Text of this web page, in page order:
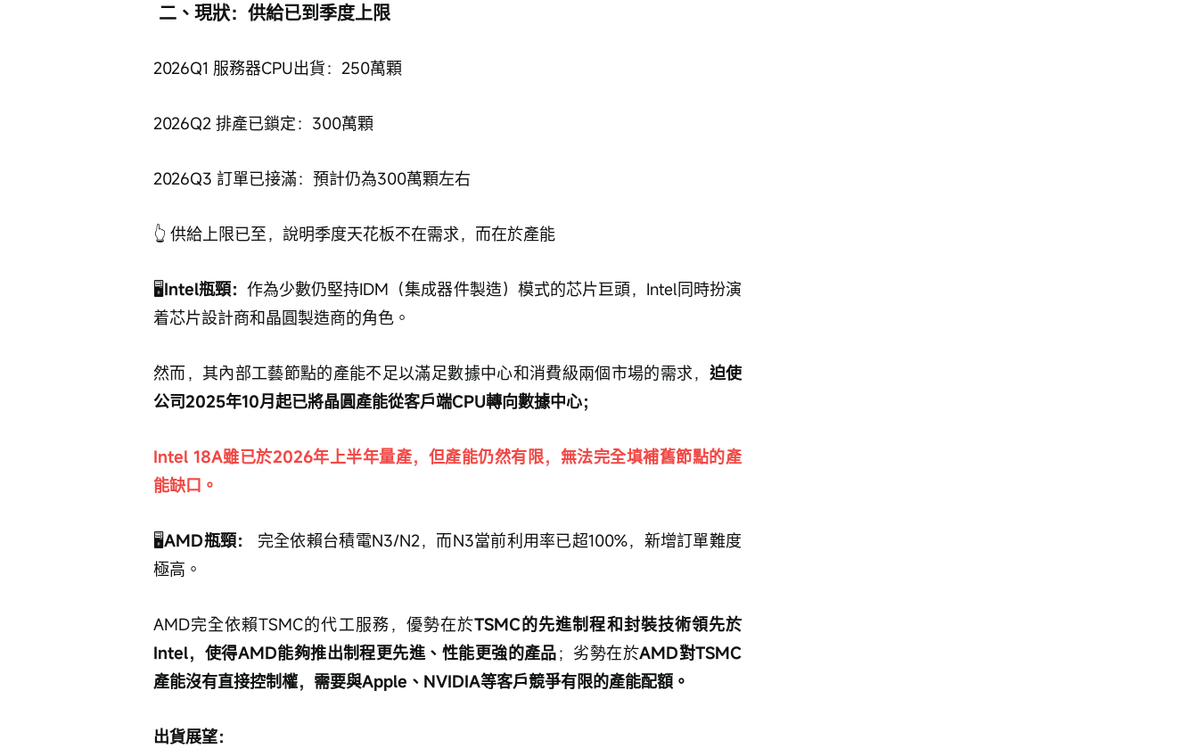
二、現狀：供給已到季度上限
2026Q1 服務器CPU出貨：250萬顆
2026Q2 排產已鎖定：300萬顆
2026Q3 訂單已接滿：預計仍為300萬顆左右
👆 供給上限已至，說明季度天花板不在需求，而在於產能
🖥️️Intel瓶頸：作為少數仍堅持IDM（集成器件製造）模式的芯片巨頭，Intel同時扮演
着芯片設計商和晶圓製造商的角色。
然而，其內部工藝節點的產能不足以滿足數據中心和消費級兩個市場的需求， 迫使
公司2025年10月起已將晶圓產能從客戶端CPU轉向數據中心；
Intel 18A雖已於2026年上半年量產，但產能仍然有限，無法完全填補舊節點的產
能缺口。
🖥️️AMD瓶頸：
完全依賴台積電N3/N2，而N3當前利用率已超100%，新增訂單難度
極高。
AMD完全依賴TSMC的代工服務，優勢在於TSMC的先進制程和封裝技術領先於
Intel，使得AMD能夠推出制程更先進、性能更強的產品；劣勢在於AMD對TSMC
產能沒有直接控制權，需要與Apple、NVIDIA等客戶競爭有限的產能配額。
出貨展望：